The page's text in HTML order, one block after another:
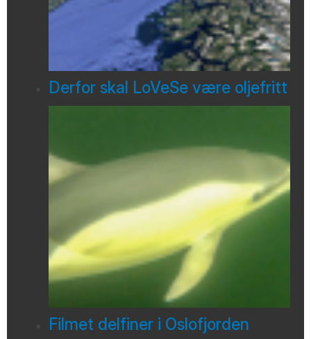
Derfor skal LoVeSe være oljefritt
Filmet delfiner i Oslofjorden